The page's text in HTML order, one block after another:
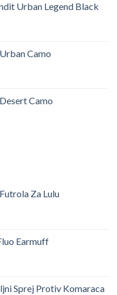
Urban Legend Black
Camo
KM.Camo
Za Lulu
Earmuff
Sprej Protiv Komaraca